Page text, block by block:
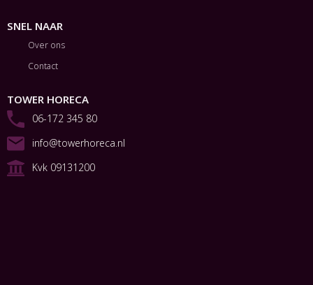
SNEL NAAR
Over ons
Contact
TOWER HORECA
06-172 345 80
info@towerhoreca.nl
Kvk 09131200